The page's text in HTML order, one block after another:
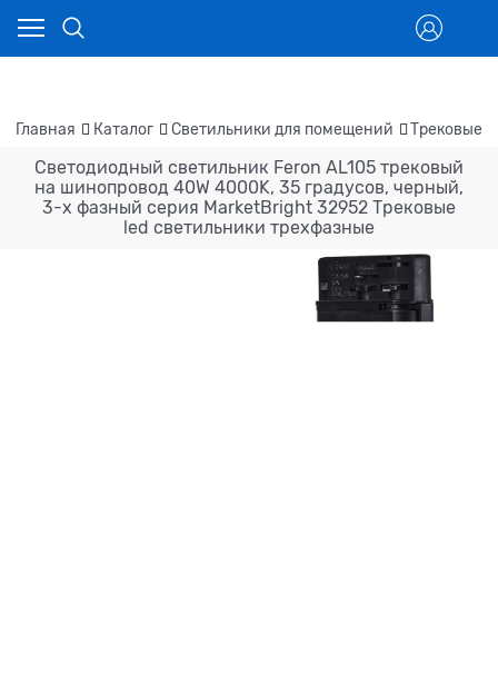
Главная Каталог Светильники для помещений Трековые
Светодиодный светильник Feron AL105 трековый
на шинопровод 40W 4000K, 35 градусов, черный,
3-х фазный серия MarketBright 32952 Трековые
led светильники трехфазные